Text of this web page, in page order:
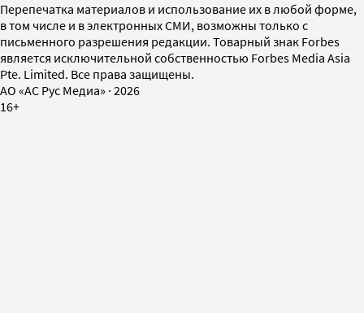
Перепечатка материалов и использование их в любой форме,
в том числе и в электронных СМИ, возможны только с
письменного разрешения редакции. Товарный знак Forbes
является исключительной собственностью Forbes Media Asia
Pte. Limited. Все права защищены.
AO «АС Рус Медиа» · 2026
16+